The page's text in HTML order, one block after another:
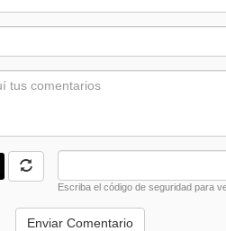
Escriba el código de seguridad para